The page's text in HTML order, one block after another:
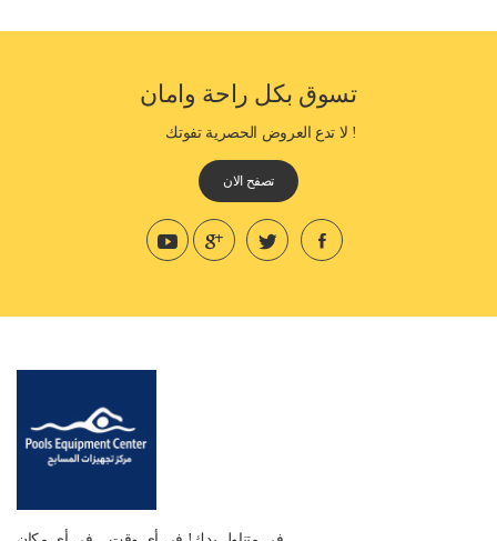
تسوق بكل راحة وامان
! لا تدع العروض الحصرية تفوتك
تصفح الان